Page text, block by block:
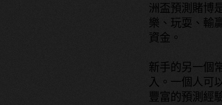
洲盃預測 賭博
樂、玩耍、輸
資金。
新手的另一個
入。一個人可
豐富的預測經